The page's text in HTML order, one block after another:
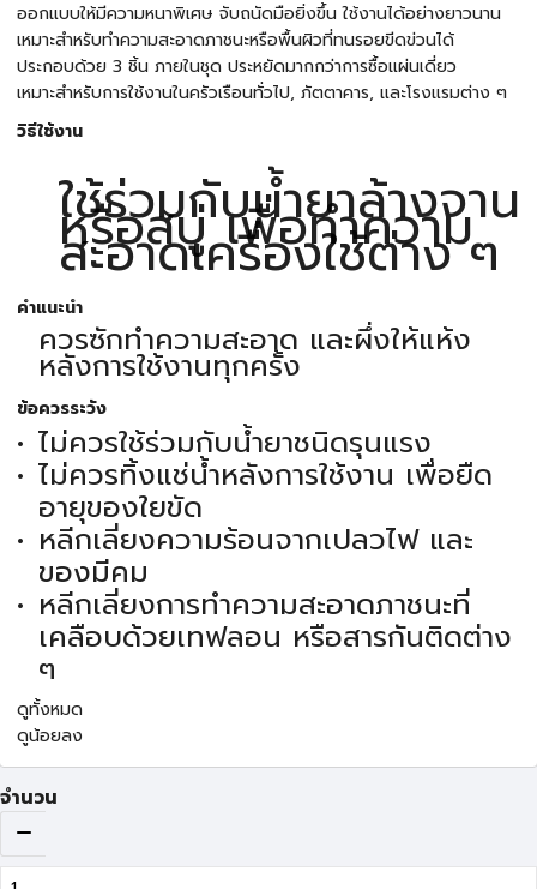
ออกแบบให้มีความหนาพิเศษ จับถนัดมือยิ่งขึ้น ใช้งานได้อย่างยาวนาน
เหมาะสำหรับทำความสะอาดภาชนะหรือพื้นผิวที่ทนรอยขีดข่วนได้
ประกอบด้วย 3 ชิ้น ภายในชุด ประหยัดมากกว่าการซื้อแผ่นเดี่ยว
เหมาะสำหรับการใช้งานในครัวเรือนทั่วไป, ภัตตาคาร, และโรงแรมต่าง ๆ
วิธีใช้งาน
ใช้ร่วมกับน้ำยาล้างจาน
หรือสบู่ เพื่อทำความ
สะอาดเครื่องใช้ต่าง ๆ
คำแนะนำ
ควรซักทำความสะอาด และผึ่งให้แห้ง
หลังการใช้งานทุกครั้ง
ข้อควรระวัง
ไม่ควรใช้ร่วมกับน้ำยาชนิดรุนแรง
ไม่ควรทิ้งแช่น้ำหลังการใช้งาน เพื่อยืด
อายุของใยขัด
หลีกเลี่ยงความร้อนจากเปลวไฟ และ
ของมีคม
หลีกเลี่ยงการทำความสะอาดภาชนะที่
เคลือบด้วยเทฟลอน หรือสารกันติดต่าง
ๆ
ดูทั้งหมด
ดูน้อยลง
จำนวน